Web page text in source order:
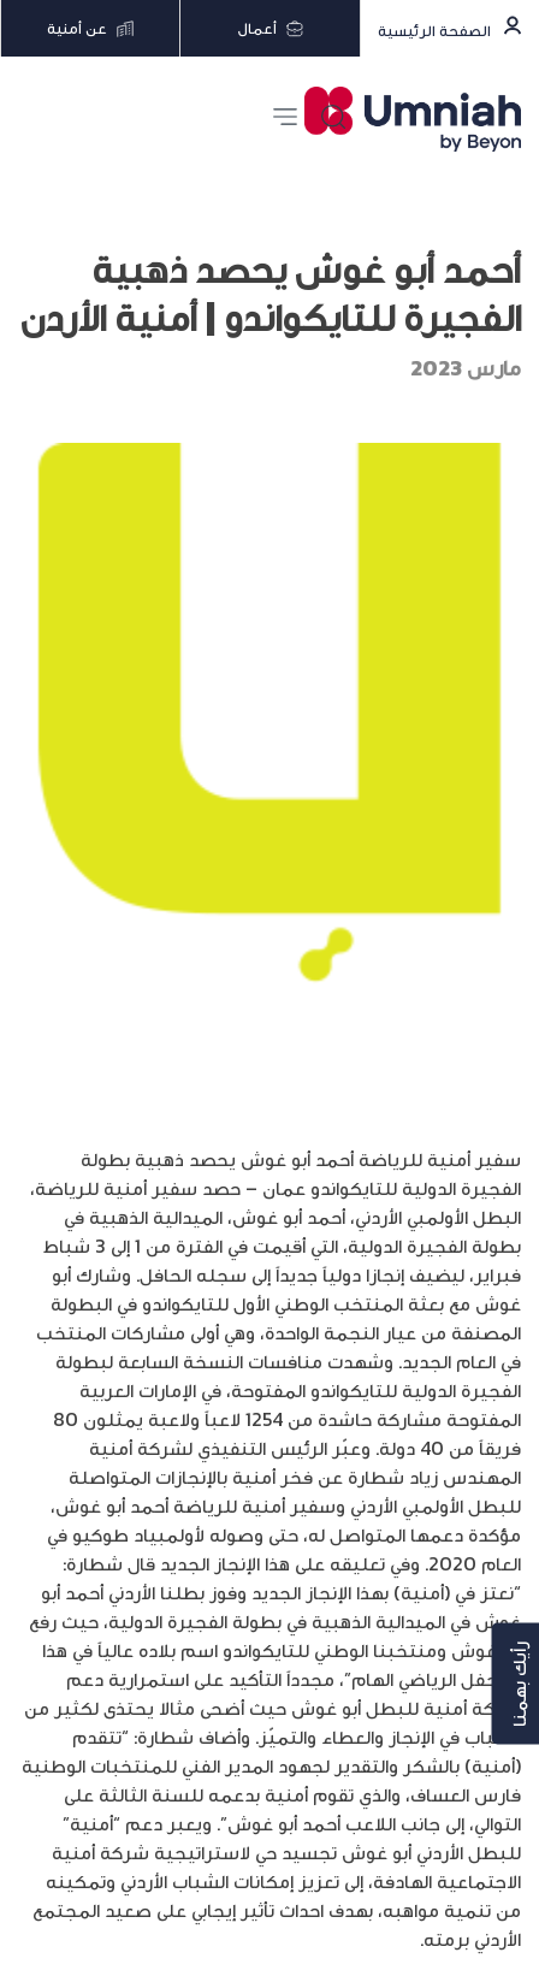
الصفحة الرئيسية أعمال عن أمنية
أحمد أبو غوش يحصد ذهبية
الفجيرة للتايكواندو | أمنية الأردن
مارس 2023
سفير أمنية للرياضة أحمد أبو غوش يحصد ذهبية بطولة
الفجيرة الدولية للتايكواندو عمان – حصد سفير أمنية للرياضة،
البطل الأولمبي الأردني، أحمد أبو غوش، الميدالية الذهبية في
بطولة الفجيرة الدولية، التي أقيمت في الفترة من 1 إلى 3 شباط
فبراير، ليضيف إنجازا دولياً جديداً إلى سجله الحافل. وشارك أبو
غوش مع بعثة المنتخب الوطني الأول للتايكواندو في البطولة
المصنفة من عيار النجمة الواحدة، وهي أولى مشاركات المنتخب
في العام الجديد. وشهدت منافسات النسخة السابعة لبطولة
الفجيرة الدولية للتايكواندو المفتوحة، في الإمارات العربية
المفتوحة مشاركة حاشدة من 1254 لاعباً ولاعبة يمثلون 80
فريقاً من 40 دولة. وعبّر الرئيس التنفيذي لشركة أمنية
المهندس زياد شطارة عن فخر أمنية بالإنجازات المتواصلة
للبطل الأولمبي الأردني وسفير أمنية للرياضة أحمد أبو غوش،
مؤكدة دعمها المتواصل له، حتى وصوله لأولمبياد طوكيو في
العام 2020. وفي تعليقه على هذا الإنجاز الجديد قال شطارة:
“نعتز في (أمنية) بهذا الإنجاز الجديد وفوز بطلنا الأردني أحمد أبو
غوش في الميدالية الذهبية في بطولة الفجيرة الدولية، حيث رفع
أبو غوش ومنتخبنا الوطني للتايكواندو اسم بلاده عالياً في هذا
المحفل الرياضي الهام”، مجدداً التأكيد على استمرارية دعم
شركة أمنية للبطل أبو غوش حيث أضحى مثالا يحتذى لكثير من
الشباب في الإنجاز والعطاء والتميّز. وأضاف شطارة: “تتقدم
(أمنية) بالشكر والتقدير لجهود المدير الفني للمنتخبات الوطنية
فارس العساف، والذي تقوم أمنية بدعمه للسنة الثالثة على
التوالي، إلى جانب اللاعب أحمد أبو غوش”. ويعبر دعم “أمنية”
للبطل الأردني أبو غوش تجسيد حي لاستراتيجية شركة أمنية
الاجتماعية الهادفة، إلى تعزيز إمكانات الشباب الأردني وتمكينه
من تنمية مواهبه، بهدف احداث تأثير إيجابي على صعيد المجتمع
الأردني برمته.
رأيك بهمنا